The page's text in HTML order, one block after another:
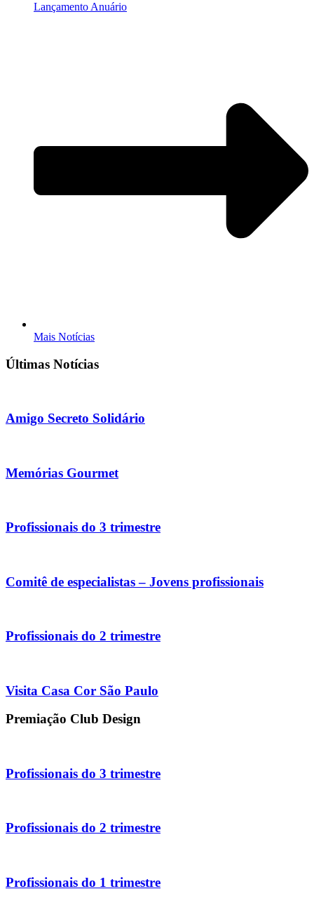
Lançamento Anuário
Mais Notícias
Últimas Notícias
Amigo Secreto Solidário
Memórias Gourmet
Profissionais do 3 trimestre
Comitê de especialistas – Jovens profissionais
Profissionais do 2 trimestre
Visita Casa Cor São Paulo
Premiação Club Design
Profissionais do 3 trimestre
Profissionais do 2 trimestre
Profissionais do 1 trimestre